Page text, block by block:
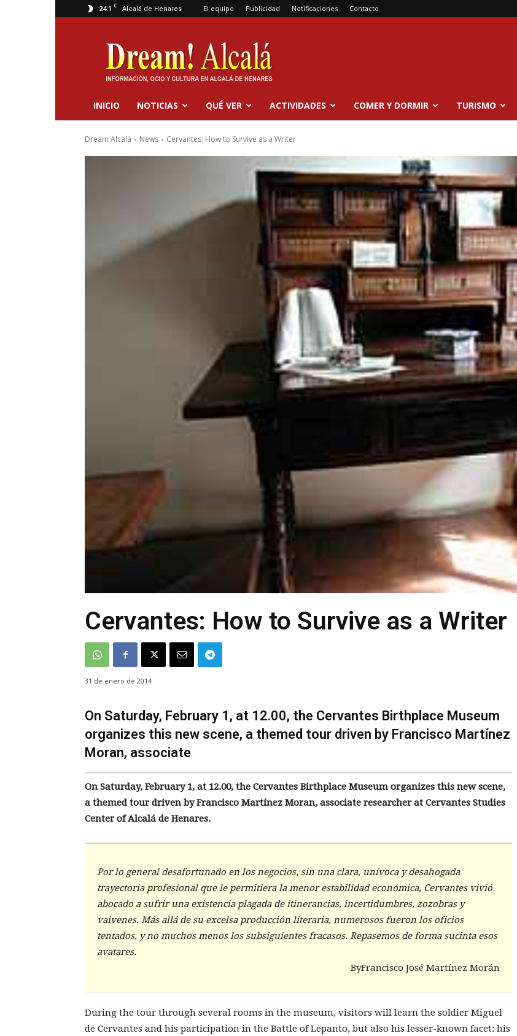
24.1 C Alcalá de Henares El equipo Publicidad Notificaciones Contacto
Dream
Alcalá
INICIO NOTICIAS QUÉ VER ACTIVIDADES COMER Y DORMIR TURISMO
Dream Alcalá News Cervantes: How to Survive as a Writer
Cervantes: How to Survive as a Writer
31 de enero de 2014
On Saturday, February 1, at 12.00, the Cervantes Birthplace Museum
organizes this new scene, a themed tour driven by Francisco Martínez
Moran, associate
On Saturday, February 1, at 12.00, the Cervantes Birthplace Museum organizes this new scene,
a themed tour driven by Francisco Martínez Moran, associate researcher at Cervantes Studies
Center of Alcalá de Henares.
Por lo general desafortunado en los negocios, sin una clara, unívoca y desahogada
trayectoria profesional que le permitiera la menor estabilidad económica, Cervantes vivió
abocado a sufrir una existencia plagada de itinerancias, incertidumbres, zozobras y
vaivenes. Más allá de su excelsa producción literaria, numerosos fueron los oficios
tentados, y no muchos menos los subsiguientes fracasos. Repasemos de forma sucinta esos
avatares.
ByFrancisco José Martínez Morán
During the tour through several rooms in the museum, visitors will learn the soldier Miguel
de Cervantes and his participation in the Battle of Lepanto, but also his lesser-known facet: his